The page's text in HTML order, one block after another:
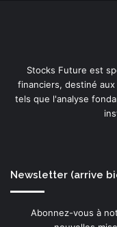
Stocks Future est
financiers, destiné
tels que l'analyse
Newsletter (arrive
Abonnez-vous à